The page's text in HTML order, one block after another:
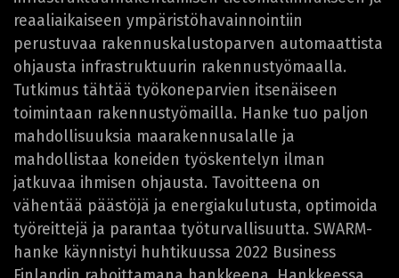
reaaliaikaiseen ympäristöhavainnointiin
perustuvaa rakennuskalustoparven automaattista
ohjausta infrastruktuurin rakennustyömaalla.
Tutkimus tähtää työkoneparvien itsenäiseen
toimintaan rakennustyömailla. Hanke tuo paljon
mahdollisuuksia maarakennusalalle ja
mahdollistaa koneiden työskentelyn ilman
jatkuvaa ihmisen ohjausta. Tavoitteena on
vähentää päästöjä ja energiakulutusta, optimoida
työreittejä ja parantaa työturvallisuutta. SWARM-
hanke käynnistyi huhtikuussa 2022 Business